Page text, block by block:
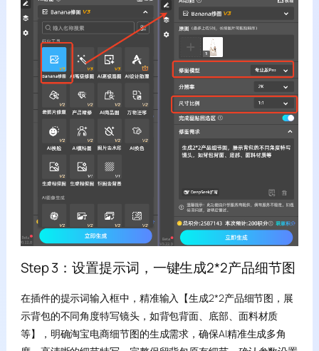
Step 3：设置提示词，一键生成2*2产品细节图
在插件的提示词输入框中，精准输入【生成2*2产品细节图，展
示背包的不同角度特写镜头，如背包背面、底部、面料材质
等】，明确淘宝电商细节图的生成需求，确保AI精准生成多角